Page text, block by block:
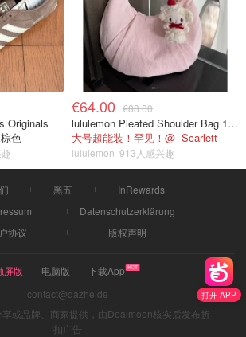
打开 APP
Originals
色
€64.00 €88.00
lululemon Pleated Shoulder Bag 10L 单肩包
大号超能装！罕见！@- Scarlett
lululemon 913人感兴趣
黑五
InRewards
Datenschutzerklärung
协议
版权声明
屏版 电脑版
下载App
contact@dazhe.de
或品牌、商家提供，由Dealmoon核实后发布折
扣广告